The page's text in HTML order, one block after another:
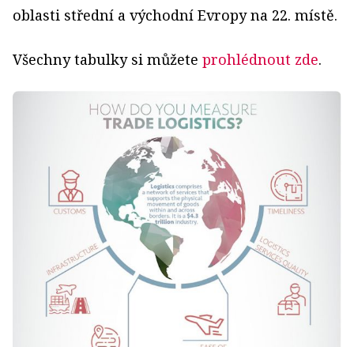
oblasti střední a východní Evropy na 22. místě.
Všechny tabulky si můžete prohlédnout zde.